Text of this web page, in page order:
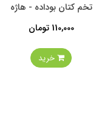
تخم کتان بوداده - هاژه
110,000 تومان
خرید